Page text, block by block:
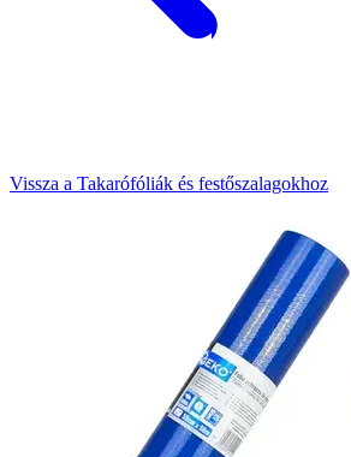
Vissza a Takarófóliák és festőszalagokhoz